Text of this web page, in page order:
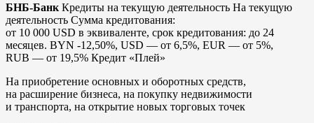
БНБ-Банк Кредиты на текущую деятельность На текущую
деятельность Сумма кредитования:
от 10 000 USD в эквиваленте, срок кредитования: до 24
месяцев. BYN -12,50%, USD — от 6,5%, EUR — от 5%,
RUB — от 19,5% Кредит «Плей»
На приобретение основных и оборотных средств,
на расширение бизнеса, на покупку недвижимости
и транспорта, на открытие новых торговых точек